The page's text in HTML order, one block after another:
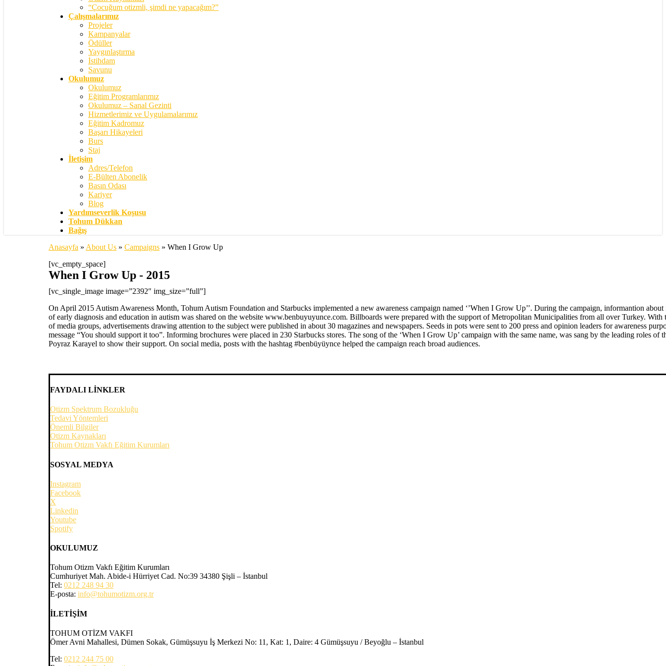
“Çocuğum otizmli, şimdi ne yapacağım?”
Çalışmalarımız
Projeler
Kampanyalar
Ödüller
Yaygınlaştırma
İstihdam
Savunu
Okulumuz
Okulumuz
Eğitim Programlarımız
Okulumuz – Sanal Gezinti
Hizmetlerimiz ve Uygulamalarımız
Eğitim Kadromuz
Başarı Hikayeleri
Burs
Staj
İletişim
Adres/Telefon
E-Bülten Abonelik
Basın Odası
Kariyer
Blog
Yardımseverlik Koşusu
Tohum Dükkan
Bağış
Anasayfa » About Us » Campaigns » When I Grow Up
[vc_empty_space]
When I Grow Up - 2015
[vc_single_image image=”2392″ img_size=”full”]
On April 2015 Autism Awareness Month, Tohum Autism Foundation and Starbucks implemented a new awareness campaign named ‘’When I Grow Up’’. During the campaign, informantion about
of early diagnosis and education in autism was shared on the website www.benbuyuyunce.com. Billboards were prepared with the support of Metropolitan Municipalities from all over Turkey. With
of media groups, advertisements drawing attention to the subject were published in about 30 magazines and newspapers. Seeds in pots were sent to 200 press and opinion leaders for awareness
message “You should support it too”. Informing brochures were placed in 230 Starbucks stores. The song of the ‘When I Grow Up’ campaign with the same name, was sang by the leading roles of
Poyraz Karayel to show their support. On social media, posts with the hashtag #benbüyüynce helped the campaign reach broad audiences.
FAYDALI LİNKLER
Otizm Spektrum Bozukluğu
Tedavi Yöntemleri
Önemli Bilgiler
Otizm Kaynakları
Tohum Otizm Vakfı Eğitim Kurumları
SOSYAL MEDYA
Instagram
Facebook
X
Linkedin
Youtube
Spotify
OKULUMUZ
Tohum Otizm Vakfı Eğitim Kurumları
Cumhuriyet Mah. Abide-i Hürriyet Cad. No:39 34380 Şişli – İstanbul
Tel: 0212 248 94 30
E-posta: info@tohumotizm.org.tr
İLETİŞİM
TOHUM OTİZM VAKFI
Ömer Avni Mahallesi, Dümen Sokak, Gümüşsuyu İş Merkezi No: 11, Kat: 1, Daire: 4 Gümüşsuyu / Beyoğlu – İstanbul
Tel: 0212 244 75 00